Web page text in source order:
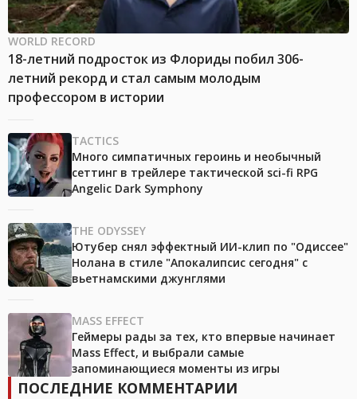
WORLD RECORD
18-летний подросток из Флориды побил 306-
летний рекорд и стал самым молодым
профессором в истории
TACTICS
Много симпатичных героинь и необычный
сеттинг в трейлере тактической sci-fi RPG
Angelic Dark Symphony
THE ODYSSEY
Ютубер снял эффектный ИИ-клип по "Одиссее"
Нолана в стиле "Апокалипсис сегодня" с
вьетнамскими джунглями
MASS EFFECT
Геймеры рады за тех, кто впервые начинает
Mass Effect, и выбрали самые
запоминающиеся моменты из игры
ПОСЛЕДНИЕ КОММЕНТАРИИ